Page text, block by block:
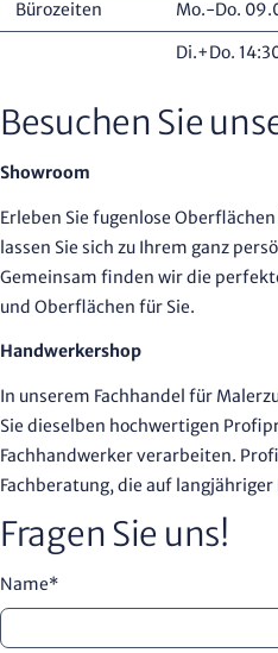
Bürozeiten
Mo.-Do.
Di.+Do.
Besuchen Sie
Showroom
Erleben Sie fugenlose
lassen Sie sich zu Ihrem ganz
Gemeinsam finden wir die
und Oberflächen für Sie.
Handwerkershop
In unserem Fachhandel für
Sie dieselben hochwertigen
Fachhandwerker verarbeiten.
Fachberatung, die auf
Fragen Sie uns!
Name*